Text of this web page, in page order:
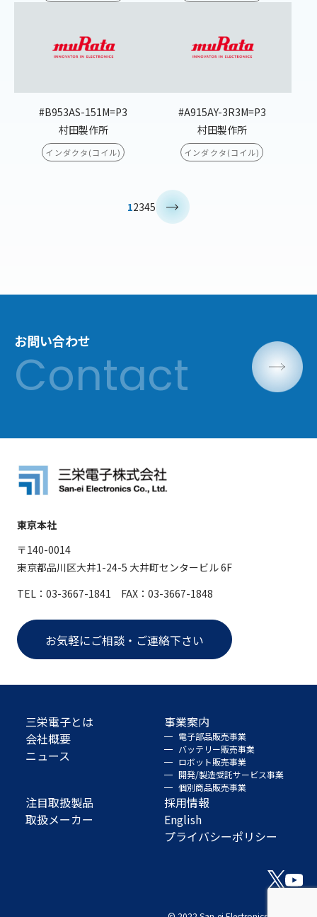
#B953AS-151M=P3
村田製作所
インダクタ(コイル)
#A915AY-3R3M=P3
村田製作所
インダクタ(コイル)
12345
お問い合わせ
東京本社
〒140-0014
東京都品川区大井1-24-5 大井町センタービル 6F
TEL：03-3667-1841 FAX：03-3667-1848
お気軽にご相談・ご連絡下さい
三栄電子とは
会社概要
ニュース
事業案内
電子部品販売事業
バッテリー販売事業
ロボット販売事業
開発/製造受託サービス事業
個別商品販売事業
注目取扱製品
取扱メーカー
採用情報
English
プライバシーポリシー